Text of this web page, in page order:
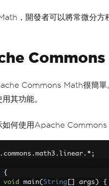
，開發者可以將常微分方
Commons
Commons Math很簡單
其功能。
如何使用Apache Commons
. commons . math3 . linear .*;
{
void main( String args )
{